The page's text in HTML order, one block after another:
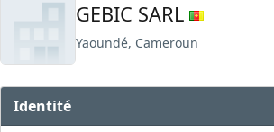
GEBIC SARL
Yaoundé, Cameroun
Identité